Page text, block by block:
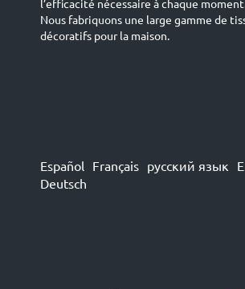
l’efficacité nécessaire à chaque
Nous fabriquons une large gamme de
décoratifs pour la maison.
Español Français русский язык
Deutsch